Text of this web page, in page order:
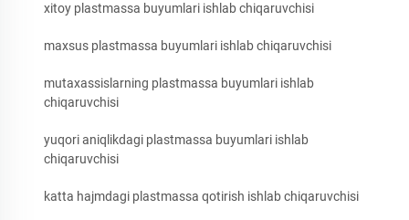
xitoy plastmassa buyumlari ishlab chiqaruvchisi
maxsus plastmassa buyumlari ishlab chiqaruvchisi
mutaxassislarning plastmassa buyumlari ishlab
chiqaruvchisi
yuqori aniqlikdagi plastmassa buyumlari ishlab
chiqaruvchisi
katta hajmdagi plastmassa qotirish ishlab chiqaruvchisi